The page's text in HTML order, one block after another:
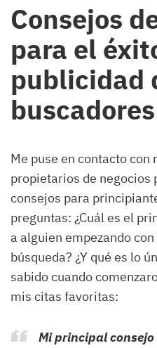
Consejos
para el
publicidad
buscadores
Me puse en contacto con
propietarios de negocios
consejos para
preguntas: ¿Cuál es el
a alguien empezando
búsqueda? ¿Y qué es lo
sabido cuando
mis citas favoritas:
Mi principal consejo